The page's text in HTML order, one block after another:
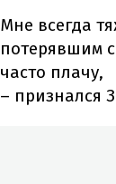
Мне всегда
потерявшим
часто плачу,
– признался